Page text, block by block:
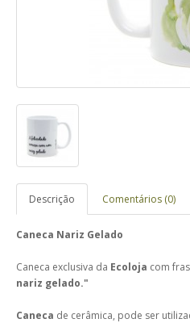
Descrição Comentários (0)
Caneca Nariz Gelado
Caneca exclusiva da Ecoloja com
nariz gelado."
Caneca de cerâmica, pode ser